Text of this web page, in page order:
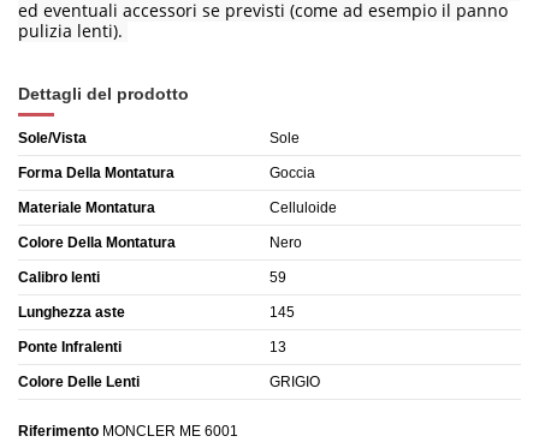
ed eventuali accessori se previsti (come ad esempio il panno
pulizia lenti).
Dettagli del prodotto
Sole/Vista Sole
Forma Della Montatura Goccia
Materiale Montatura Celluloide
Colore Della Montatura Nero
Calibro lenti 59
Lunghezza aste 145
Ponte Infralenti 13
Colore Delle Lenti GRIGIO
Riferimento MONCLER ME 6001